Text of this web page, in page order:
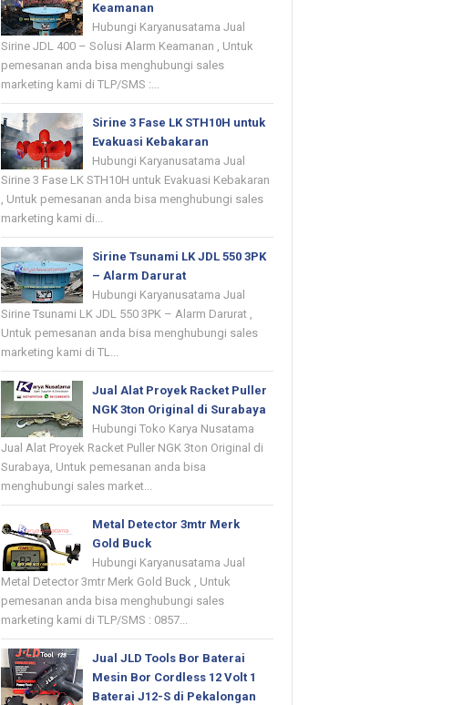
Keamanan
Hubungi Karyanusatama Jual
Sirine JDL 400 – Solusi Alarm Keamanan , Untuk
pemesanan anda bisa menghubungi sales
marketing kami di TLP/SMS :...
Sirine 3 Fase LK STH10H untuk
Evakuasi Kebakaran
Hubungi Karyanusatama Jual
Sirine 3 Fase LK STH10H untuk Evakuasi Kebakaran
, Untuk pemesanan anda bisa menghubungi sales
marketing kami di...
Sirine Tsunami LK JDL 550 3PK
– Alarm Darurat
Hubungi Karyanusatama Jual
Sirine Tsunami LK JDL 550 3PK – Alarm Darurat ,
Untuk pemesanan anda bisa menghubungi sales
marketing kami di TL...
Jual Alat Proyek Racket Puller
NGK 3ton Original di Surabaya
Hubungi Toko Karya Nusatama
Jual Alat Proyek Racket Puller NGK 3ton Original di
Surabaya, Untuk pemesanan anda bisa
menghubungi sales market...
Metal Detector 3mtr Merk
Gold Buck
Hubungi Karyanusatama Jual
Metal Detector 3mtr Merk Gold Buck , Untuk
pemesanan anda bisa menghubungi sales
marketing kami di TLP/SMS : 0857...
Jual JLD Tools Bor Baterai
Mesin Bor Cordless 12 Volt 1
Baterai J12-S di Pekalongan